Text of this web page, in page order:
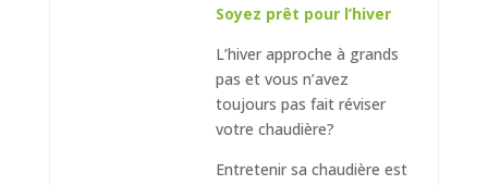
Soyez prêt pour l’hiver
L’hiver approche à grands
pas et vous n’avez
toujours pas fait réviser
votre chaudière?
Entretenir sa chaudière est